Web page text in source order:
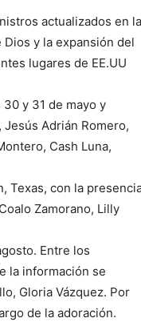
actualizados en la
y la expansión del
lugares de EE.UU
y 31 de mayo y
Adrián Romero,
Cash Luna,
Texas, con la
Zamorano, Lilly
Entre los
la información se
Gloria Vázquez. Por
de la adoración.